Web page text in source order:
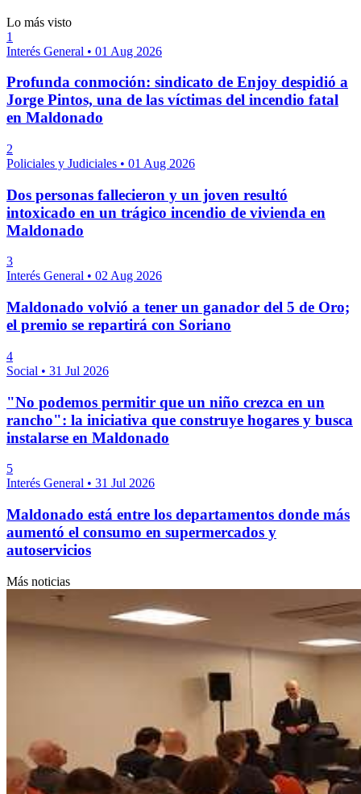
Lo más visto
1
Interés General • 01 Aug 2026
Profunda conmoción: sindicato de Enjoy despidió a
Jorge Pintos, una de las víctimas del incendio fatal
en Maldonado
2
Policiales y Judiciales • 01 Aug 2026
Dos personas fallecieron y un joven resultó
intoxicado en un trágico incendio de vivienda en
Maldonado
3
Interés General • 02 Aug 2026
Maldonado volvió a tener un ganador del 5 de Oro;
el premio se repartirá con Soriano
4
Social • 31 Jul 2026
"No podemos permitir que un niño crezca en un
rancho": la iniciativa que construye hogares y busca
instalarse en Maldonado
5
Interés General • 31 Jul 2026
Maldonado está entre los departamentos donde más
aumentó el consumo en supermercados y
autoservicios
Más noticias